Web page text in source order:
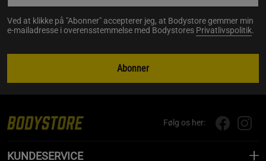
Ved at klikke på "Abonner" accepterer jeg, at Bodystore gemmer min
e-mailadresse i overensstemmelse med Bodystores Privatlivspolitik.
Abonner
Følg os her:
KUNDESERVICE